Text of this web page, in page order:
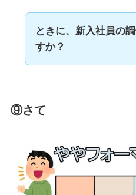
ときに、新入社員の
すか？
⑨さて